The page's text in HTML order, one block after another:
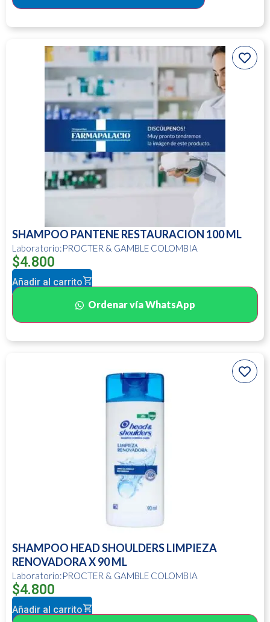
SHAMPOO PANTENE RESTAURACION 100 ML
Laboratorio:PROCTER & GAMBLE COLOMBIA
$4.800
Añadir al carrito
Ordenar vía WhatsApp
SHAMPOO HEAD SHOULDERS LIMPIEZA
RENOVADORA X 90 ML
Laboratorio:PROCTER & GAMBLE COLOMBIA
$4.800
Añadir al carrito